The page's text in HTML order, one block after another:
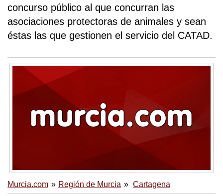
concurso público al que concurran las
asociaciones protectoras de animales y sean
éstas las que gestionen el servicio del CATAD.
Murcia.com Región de Murcia Cartagena